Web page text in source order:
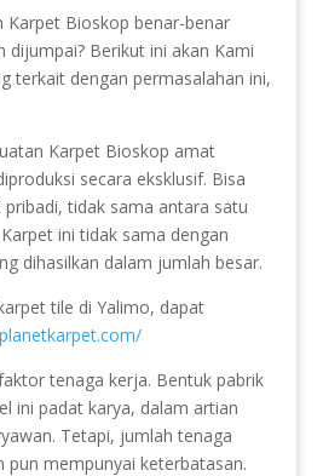
Karpet Bioskop benar-benar
dijumpai? Berikut ini akan Kami
terkait dengan permasalahan ini,
Karpet Bioskop amat
secara eksklusif. Bisa
tidak sama antara satu
ini tidak sama dengan
dihasilkan dalam jumlah besar.
tile di Yalimo, dapat
tenaga kerja. Bentuk pabrik
ini padat karya, dalam artian
Tetapi, jumlah tenaga
pun mempunyai keterbatasan.